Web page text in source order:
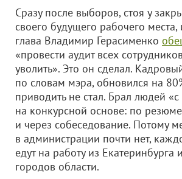
Сразу после выборов, стоя у
своего будущего рабочего
глава Владимир Герасименко
«провести аудит всех
уволить». Это он сделал.
по словам мэра, обновился на
приводить не стал. Брал людей
на конкурсной основе: по резюме
и через собеседование. Потому
в администрации почти нет,
едут на работу из Екатеринбурга
городов области.